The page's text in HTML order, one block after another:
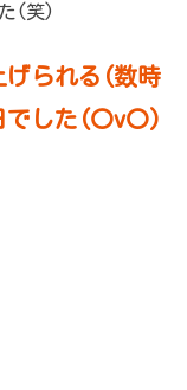
(笑)
げられる(数時
でした(〇v〇)